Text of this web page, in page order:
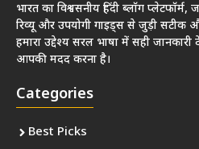
भारत का विश्वसनीय हिंदी ब्लॉग
रिव्यू और उपयोगी गाइड्स से जुड़ी सटीक
हमारा उद्देश्य सरल भाषा में सही
आपकी मदद करना है।
Categories
Best Picks